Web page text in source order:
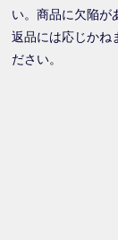
い。商品に欠陥が
返品には応じかね
ださい。